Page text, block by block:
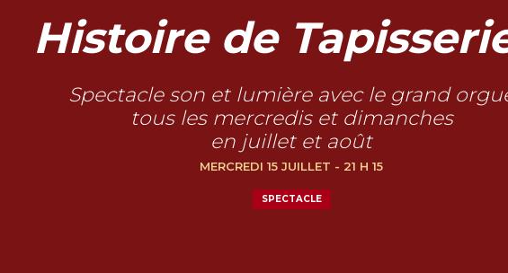
Histoire de
Spectacle son et lumière avec le grand
tous les mercredis et dimanches
en juillet et août
MERCREDI 15 JUILLET - 21 H 15
SPECTACLE